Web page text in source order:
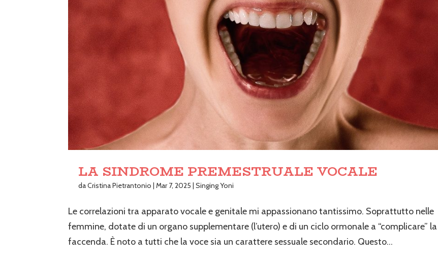
LA SINDROME PREMESTRUALE VOCALE
daCristina Pietrantonio |Mar 7, 2025 |Singing Yoni
Le correlazioni tra apparato vocale e genitale mi appassionano tantissimo. Soprattutto nelle
femmine, dotate di un organo supplementare (l’utero) e di un ciclo ormonale a “complicare” la
faccenda. È noto a tutti che la voce sia un carattere sessuale secondario. Questo...